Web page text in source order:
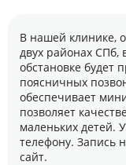
В нашей клинике,
двух районах СПб,
обстановке будет
поясничных
обеспечивает
позволяет
маленьких детей.
телефону. Запись
сайт.